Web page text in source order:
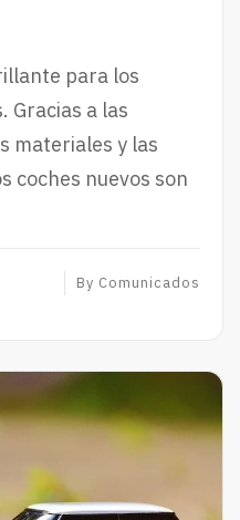
para los
Gracias a las
materiales y las
coches nuevos son
By Comunicados